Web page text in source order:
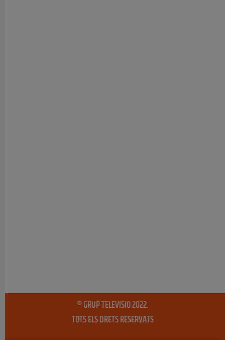
® GRUP TELEVISIO 2022.
TOTS ELS DRETS RESERVATS